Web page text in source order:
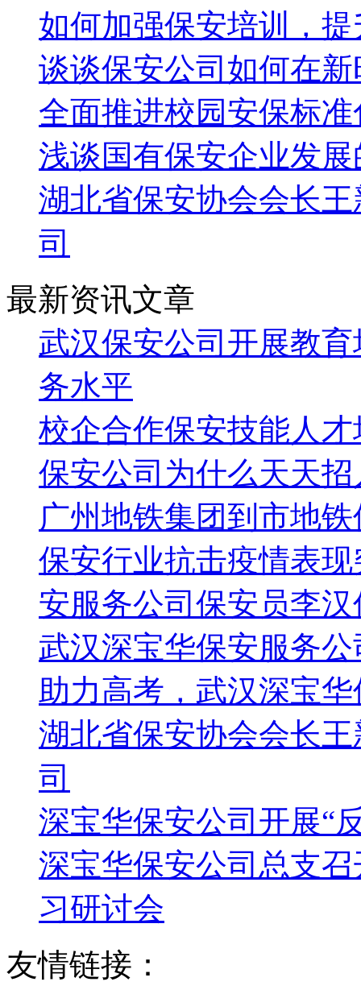
如何加强保安培训，
谈谈保安公司如何在
全面推进校园安保标
浅谈国有保安企业发
湖北省保安协会会长
司
最新资讯文章
武汉保安公司开展教
务水平
校企合作保安技能人
保安公司为什么天天招
广州地铁集团到市地
保安行业抗击疫情表
安服务公司保安员李汉
武汉深宝华保安服务
助力高考，武汉深宝
湖北省保安协会会长
司
深宝华保安公司开展“
深宝华保安公司总支
习研讨会
友情链接：